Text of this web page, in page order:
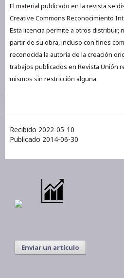
El material publicado en la revista se
Creative Commons Reconocimiento
Esta licencia permite a otros distribuir,
partir de su obra, incluso con fines
reconocida la autoría de la creación
trabajos publicados en Revista Unión
mismos sin restricción alguna.
Recibido 2022-05-10
Publicado 2014-06-30
Enviar un artículo